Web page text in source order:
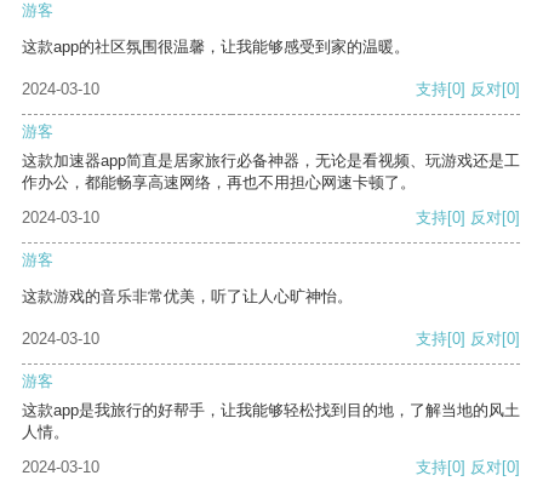
游客
这款app的社区氛围很温馨，让我能够感受到家的温暖。
2024-03-10 支持[0] 反对[0]
游客
这款加速器app简直是居家旅行必备神器，无论是看视频、玩游戏还是工
作办公，都能畅享高速网络，再也不用担心网速卡顿了。
2024-03-10
支持[0] 反对[0]
游客
这款游戏的音乐非常优美，听了让人心旷神怡。
2024-03-10 支持[0] 反对[0]
游客
这款app是我旅行的好帮手，让我能够轻松找到目的地，了解当地的风土
人情。
2024-03-10
支持[0] 反对[0]